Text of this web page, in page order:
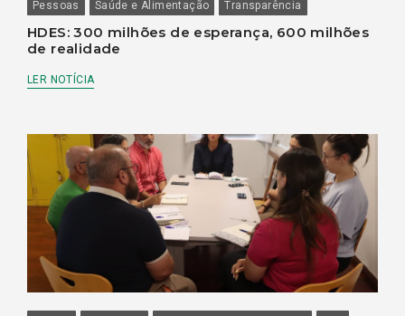
Pessoas Saúde e Alimentação Transparência
HDES: 300 milhões de esperança, 600 milhões
de realidade
LER NOTÍCIA